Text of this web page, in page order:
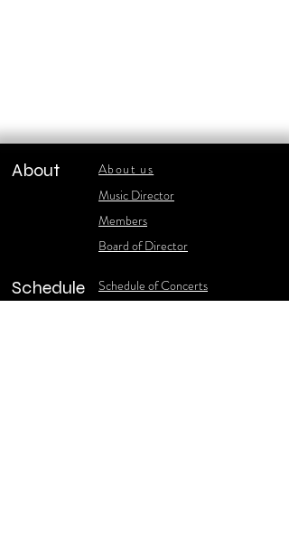
About
About us
​Music Director
​Members
Board of Director
Schedule
Schedule of Concerts